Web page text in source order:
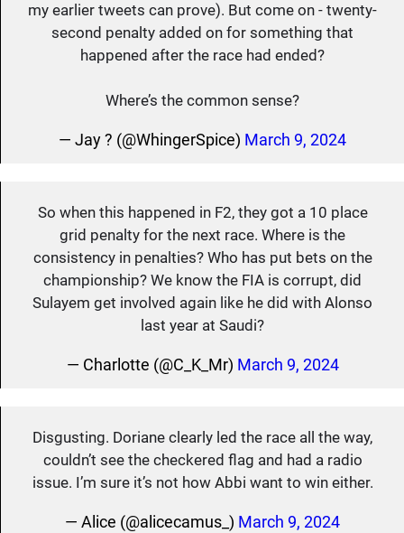
my earlier tweets can prove). But come on - twenty-
second penalty added on for something that
happened after the race had ended?
Where’s the common sense?
— Jay ? (@WhingerSpice) March 9, 2024
So when this happened in F2, they got a 10 place
grid penalty for the next race. Where is the
consistency in penalties? Who has put bets on the
championship? We know the FIA is corrupt, did
Sulayem get involved again like he did with Alonso
last year at Saudi?
— Charlotte (@C_K_Mr) March 9, 2024
Disgusting. Doriane clearly led the race all the way,
couldn’t see the checkered flag and had a radio
issue. I’m sure it’s not how Abbi want to win either.
— Alice (@alicecamus_) March 9, 2024